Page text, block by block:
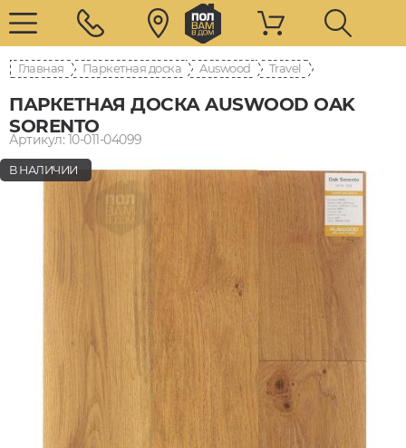
Главная Паркетная доска Auswood Travel
ПАРКЕТНАЯ ДОСКА AUSWOOD OAK
SORENTO
Артикул: 10-011-04099
В НАЛИЧИИ